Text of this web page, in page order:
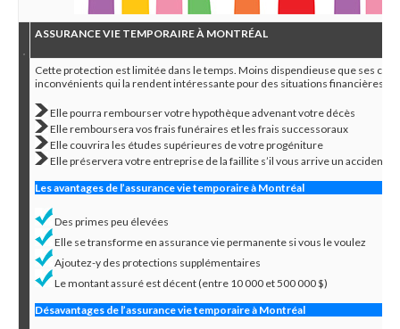
ASSURANCE VIE TEMPORAIRE À MONTRÉAL
Cette protection est limitée dans le temps. Moins dispendieuse que ses
inconvénients qui la rendent intéressante pour des situations financières
Elle pourra rembourser votre hypothèque advenant votre décès
Elle remboursera vos frais funéraires et les frais successoraux
Elle couvrira les études supérieures de votre progéniture
Elle préservera votre entreprise de la faillite s’il vous arrive un accident
Les avantages de l’assurance vie temporaire à Montréal
Des primes peu élevées
Elle se transforme en assurance vie permanente si vous le voulez
Ajoutez-y des protections supplémentaires
Le montant assuré est décent (entre 10 000 et 500 000 $)
Désavantages de l’assurance vie temporaire à Montréal